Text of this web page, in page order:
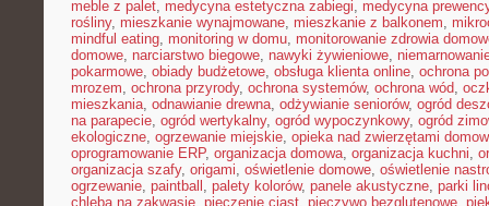
meble z palet, medycyna estetyczna zabiegi, medycyna
rośliny, mieszkanie wynajmowane, mieszkanie z balkonem,
mindful eating, monitoring w domu, monitorowanie zdrowia
domowe, narciarstwo biegowe, nawyki żywieniowe,
pokarmowe, obiady budżetowe, obsługa klienta online, ochrona
mrozem, ochrona przyrody, ochrona systemów, ochrona wód,
mieszkania, odnawianie drewna, odżywianie seniorów, ogród
na parapecie, ogród wertykalny, ogród wypoczynkowy, ogród
ekologiczne, ogrzewanie miejskie, opieka nad zwierzętami
oprogramowanie ERP, organizacja domowa, organizacja kuchni,
organizacja szafy, origami, oświetlenie domowe, oświetlenie
ogrzewanie, paintball , palety kolorów, panele akustyczne, parki
chleba na zakwasie, pieczenie ciast, pieczywo bezglutenowe,